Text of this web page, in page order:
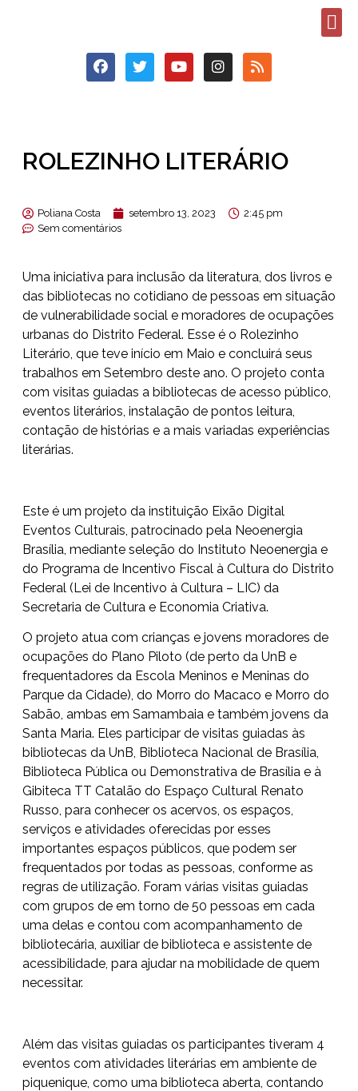
ROLEZINHO LITERÁRIO
Poliana Costa setembro 13, 2023
2:45 pm
Sem comentários
Uma iniciativa para inclusão da literatura, dos livros e
das bibliotecas no cotidiano de pessoas em situação
de vulnerabilidade social e moradores de ocupações
urbanas do Distrito Federal. Esse é o Rolezinho
Literário, que teve início em Maio e concluirá seus
trabalhos em Setembro deste ano. O projeto conta
com visitas guiadas a bibliotecas de acesso público,
eventos literários, instalação de pontos leitura,
contação de histórias e a mais variadas experiências
literárias.
Este é um projeto da instituição Eixão Digital
Eventos Culturais, patrocinado pela Neoenergia
Brasília, mediante seleção do Instituto Neoenergia e
do Programa de Incentivo Fiscal à Cultura do Distrito
Federal (Lei de Incentivo à Cultura – LIC) da
Secretaria de Cultura e Economia Criativa.
O projeto atua com crianças e jovens moradores de
ocupações do Plano Piloto (de perto da UnB e
frequentadores da Escola Meninos e Meninas do
Parque da Cidade), do Morro do Macaco e Morro do
Sabão, ambas em Samambaia e também jovens da
Santa Maria. Eles participar de visitas guiadas às
bibliotecas da UnB, Biblioteca Nacional de Brasília,
Biblioteca Pública ou Demonstrativa de Brasília e à
Gibiteca TT Catalão do Espaço Cultural Renato
Russo, para conhecer os acervos, os espaços,
serviços e atividades oferecidas por esses
importantes espaços públicos, que podem ser
frequentados por todas as pessoas, conforme as
regras de utilização. Foram várias visitas guiadas
com grupos de em torno de 50 pessoas em cada
uma delas e contou com acompanhamento de
bibliotecária, auxiliar de biblioteca e assistente de
acessibilidade, para ajudar na mobilidade de quem
necessitar.
Além das visitas guiadas os participantes tiveram 4
eventos com atividades literárias em ambiente de
piquenique, como uma biblioteca aberta, contando